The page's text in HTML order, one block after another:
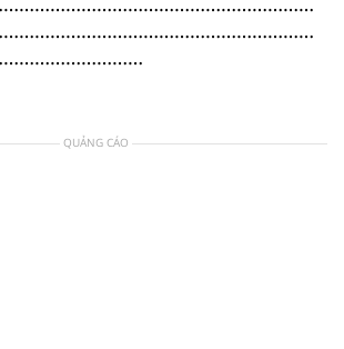
QUẢNG CÁO